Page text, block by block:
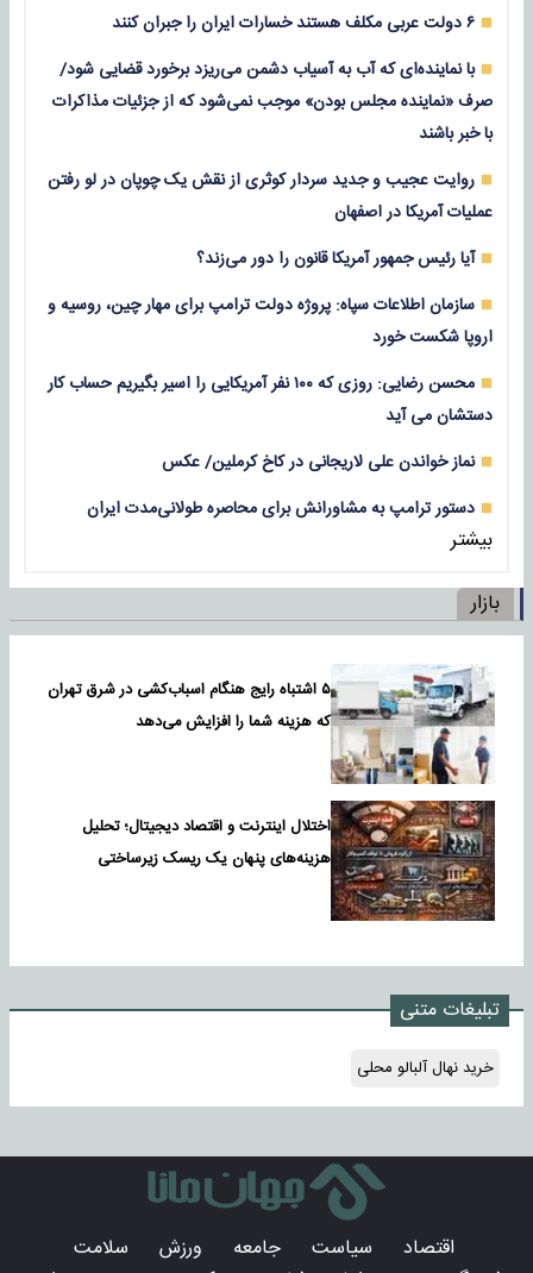
۶ دولت عربی مکلف هستند خسارات ایران را جبران کنند
با نماینده‌ای که آب به آسیاب دشمن می‌ریزد برخورد قضایی شود/
صرف «نماینده مجلس بودن» موجب نمی‌شود که از جزئیات مذاکرات
با خبر باشند
روایت عجیب و جدید سردار کوثری از نقش یک چوپان در لو رفتن
عملیات آمریکا در اصفهان
آیا رئیس جمهور آمریکا قانون را دور می‌زند؟
سازمان اطلاعات سپاه: پروژه دولت ترامپ برای مهار چین، روسیه و
اروپا شکست خورد
محسن رضایی: روزی که ۱۰۰ نفر آمریکایی را اسیر بگیریم حساب کار
دستشان می آید
نماز خواندن علی لاریجانی در کاخ کرملین/ عکس
دستور ترامپ به مشاورانش برای محاصره طولانی‌مدت ایران
بیشتر
بازار
۵ اشتباه رایج هنگام اسباب‌کشی در شرق تهران
که هزینه شما را افزایش می‌دهد
اختلال اینترنت و اقتصاد دیجیتال؛ تحلیل
هزینه‌های پنهان یک ریسک زیرساختی
تبلیغات متنی
خرید نهال آلبالو محلی
اقتصاد سیاست جامعه ورزش
سلامت